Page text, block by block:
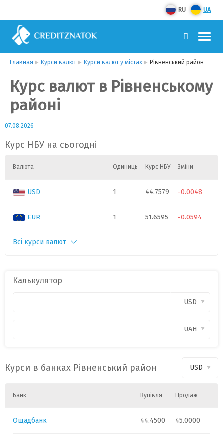
RU UA
Главная Курси валют Курси валют у містах Рівненський район
Курс валют в Рівненському
районі
07.08.2026
Курс НБУ на сьогодні
Валюта Одиниць Курс НБУ Зміни
USD 1 44.7579 -0.0048
EUR 1 51.6595 -0.0594
CHF
Всі курси валют
Калькулятор
USD
UAH
Курси в банках Рівненський район USD
Банк Купівля Продаж
Ощадбанк 44.4500 45.0000